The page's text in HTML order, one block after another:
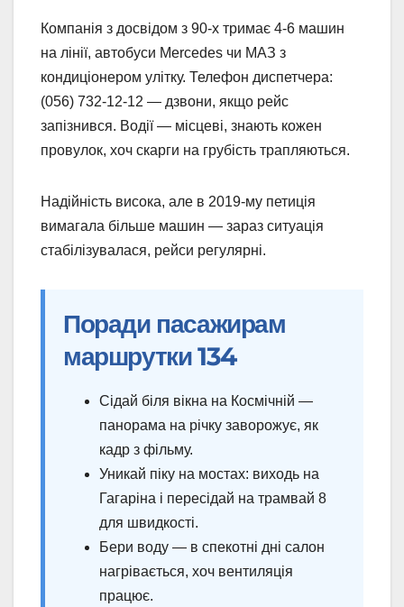
Компанія з досвідом з 90-х тримає 4-6 машин
на лінії, автобуси Mercedes чи МАЗ з
кондиціонером улітку. Телефон диспетчера:
(056) 732-12-12 — дзвони, якщо рейс
запізнився. Водії — місцеві, знають кожен
провулок, хоч скарги на грубість трапляються.
Надійність висока, але в 2019-му петиція
вимагала більше машин — зараз ситуація
стабілізувалася, рейси регулярні.
Поради пасажирам
маршрутки 134
Сідай біля вікна на Космічній —
панорама на річку заворожує, як
кадр з фільму.
Уникай піку на мостах: виходь на
Гагаріна і пересідай на трамвай 8
для швидкості.
Бери воду — в спекотні дні салон
нагрівається, хоч вентиляція
працює.